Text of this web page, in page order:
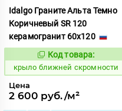
Idalgo Граните Альта Темно
Коричневый SR 120
керамогранит 60x120
828843
Код товара:
крыло ближней скромности
Цена
2 600 руб./м²